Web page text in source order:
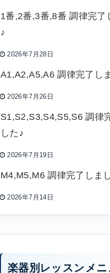
1番,2番,3番,8番 調律完了
♪
2026年7月28日
A1,A2,A5,A6 調律完了し
2026年7月26日
S1,S2,S3,S4,S5,S6 調律
した♪
2026年7月19日
M4,M5,M6 調律完了しま
2026年7月14日
楽器別レッスンメニ